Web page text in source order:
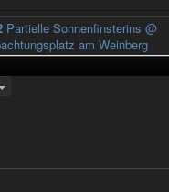
Partielle Sonnenfinsterins@
am Weinberg